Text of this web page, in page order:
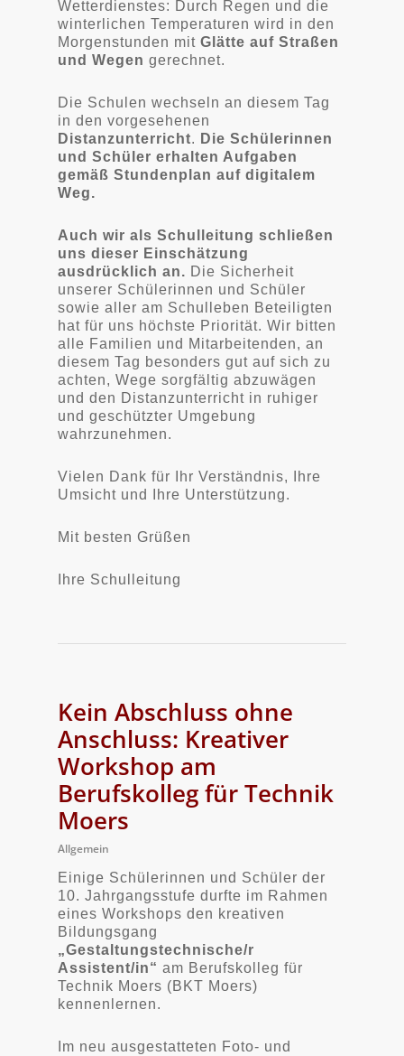
Wetterdienstes: Durch Regen und die
winterlichen Temperaturen wird in den
Morgenstunden mit Glätte auf Straßen
und Wegen gerechnet.
Die Schulen wechseln an diesem Tag
in den vorgesehenen
Distanzunterricht. Die Schülerinnen
und Schüler erhalten Aufgaben
gemäß Stundenplan auf digitalem
Weg.
Auch wir als Schulleitung schließen
uns dieser Einschätzung
ausdrücklich an. Die Sicherheit
unserer Schülerinnen und Schüler
sowie aller am Schulleben Beteiligten
hat für uns höchste Priorität. Wir bitten
alle Familien und Mitarbeitenden, an
diesem Tag besonders gut auf sich zu
achten, Wege sorgfältig abzuwägen
und den Distanzunterricht in ruhiger
und geschützter Umgebung
wahrzunehmen.
Vielen Dank für Ihr Verständnis, Ihre
Umsicht und Ihre Unterstützung.
Mit besten Grüßen
Ihre Schulleitung
Kein Abschluss ohne
Anschluss: Kreativer
Workshop am
Berufskolleg für Technik
Moers
Allgemein
Einige Schülerinnen und Schüler der
10. Jahrgangsstufe durfte im Rahmen
eines Workshops den kreativen
Bildungsgang
„Gestaltungstechnische/r
Assistent/in“ am Berufskolleg für
Technik Moers (BKT Moers)
kennenlernen.
Im neu ausgestatteten Foto- und